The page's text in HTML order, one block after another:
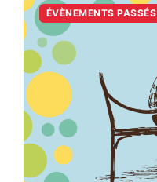
ÉVÈNEMENTS PASSÉS